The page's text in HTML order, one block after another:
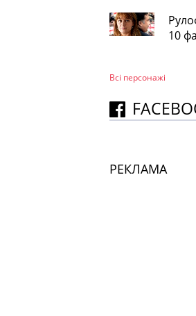
10
Всі персонажi
РЕКЛАМА